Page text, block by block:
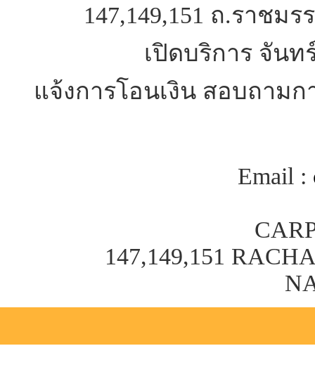
147,149,151 ถ.ราชม
เปิดบริการ จันท
แจ้งการโอนเงิน สอบถามก
Email :
147,149,151